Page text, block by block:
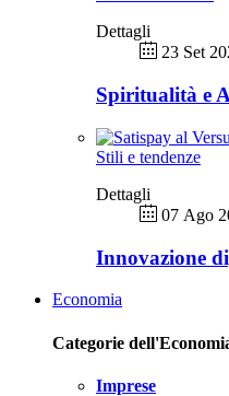
Dettagli
23 Set
Spiritualità e
Stili e tendenze
Dettagli
07 Ago
Innovazione
Economia
Categorie
Imprese